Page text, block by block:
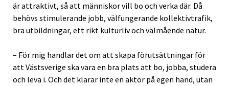
är attraktivt, så att människor vill bo och verka där. Då
behövs stimulerande jobb, välfungerande kollektivtrafik,
bra utbildningar, ett rikt kulturliv och välmående natur.
– För mig handlar det om att skapa förutsättningar för
att Västsverige ska vara en bra plats att bo, jobba, studera
och leva i. Och det klarar inte en aktör på egen hand, utan